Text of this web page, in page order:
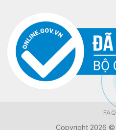
FAQ
Copyright 2026 ©